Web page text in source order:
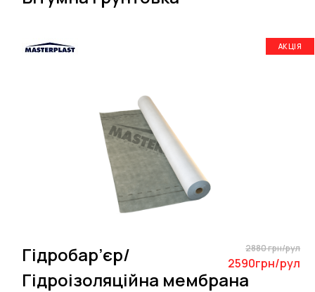
АКЦІЯ
Гідробар’єр/
Гідроізоляційна мембрана
2880 грн/рул
2590грн/рул